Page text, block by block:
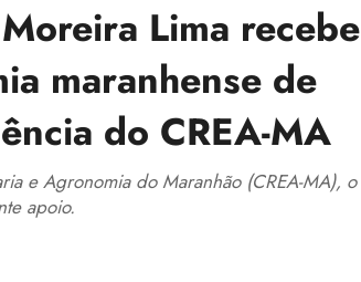
Lima recebe
maranhense de
do CREA-MA
e Agronomia do Maranhão (CREA-MA), o
apoio.